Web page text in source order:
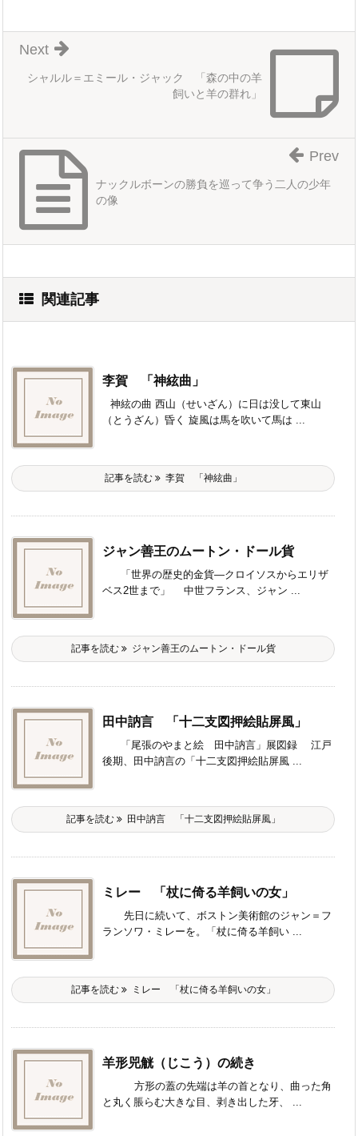
シャルル＝エミール・ジャック 「森の中の羊
飼いと羊の群れ」
Next
ナックルボーンの勝負を巡って争う二人の少年
の像
Prev
関連記事
李賀 「神絃曲」
神絃の曲 西山（せいざん）に日は没して東山
（とうざん）昏く 旋風は馬を吹いて馬は ...
記事を読む 李賀 「神絃曲」
ジャン善王のムートン・ドール貨
「世界の歴史的金貨―クロイソスからエリザ
ベス2世まで」 中世フランス、ジャン ...
記事を読む ジャン善王のムートン・ドール貨
田中訥言 「十二支図押絵貼屏風」
「尾張のやまと絵 田中訥言」展図録 江戸
後期、田中訥言の「十二支図押絵貼屏風 ...
記事を読む 田中訥言 「十二支図押絵貼屏風」
ミレー 「杖に倚る羊飼いの女」
先日に続いて、ボストン美術館のジャン＝フ
ランソワ・ミレーを。「杖に倚る羊飼い ...
記事を読む ミレー 「杖に倚る羊飼いの女」
羊形兕觥（じこう）の続き
方形の蓋の先端は羊の首となり、曲った角
と丸く脹らむ大きな目、剥き出した牙、 ...